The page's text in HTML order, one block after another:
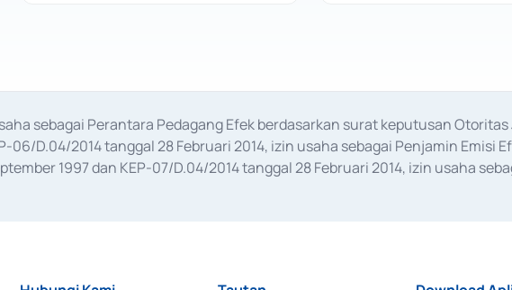
sebagai Perantara Pedagang Efek berdasarkan surat keputusan
06/D.04/2014 tanggal 28 Februari 2014, izin usaha sebagai Penjamin
1997 dan KEP-07/D.04/2014 tanggal 28 Februari 2014, izin usaha